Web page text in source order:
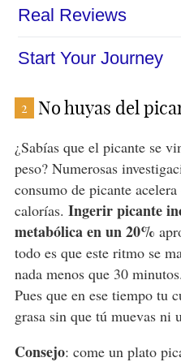
2 No huyas del
¿Sabías que el picante se
peso? Numerosas
consumo de picante
calorías. Ingerir picante
metabólica en un 20%
todo es que este ritmo se
nada menos que 30
Pues que en ese tiempo tu
grasa sin que tú muevas ni
Consejo: come un plato